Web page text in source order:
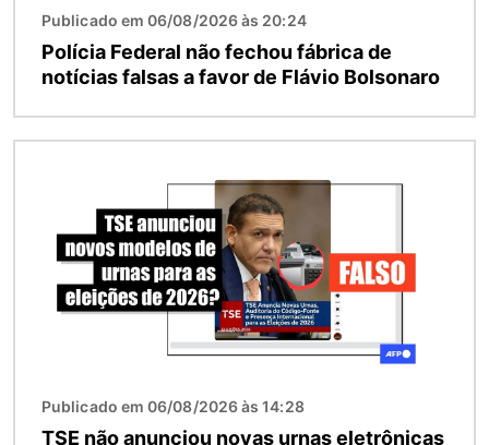
Publicado em 06/08/2026 às 20:24
Polícia Federal não fechou fábrica de
notícias falsas a favor de Flávio Bolsonaro
Publicado em 06/08/2026 às 14:28
TSE não anunciou novas urnas eletrônicas